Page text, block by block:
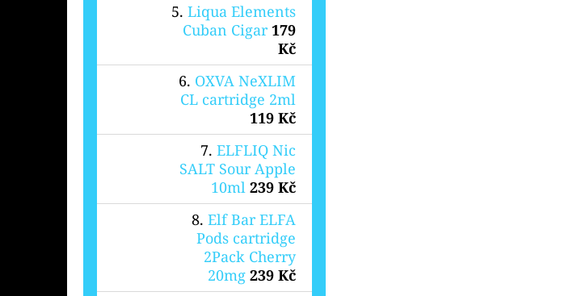
Liqua Elements
Cuban Cigar 179
Kč
OXVA NeXLIM
CL cartridge 2ml
119 Kč
ELFLIQ Nic
SALT Sour Apple
10ml 239 Kč
Elf Bar ELFA
Pods cartridge
2Pack Cherry
20mg 239 Kč